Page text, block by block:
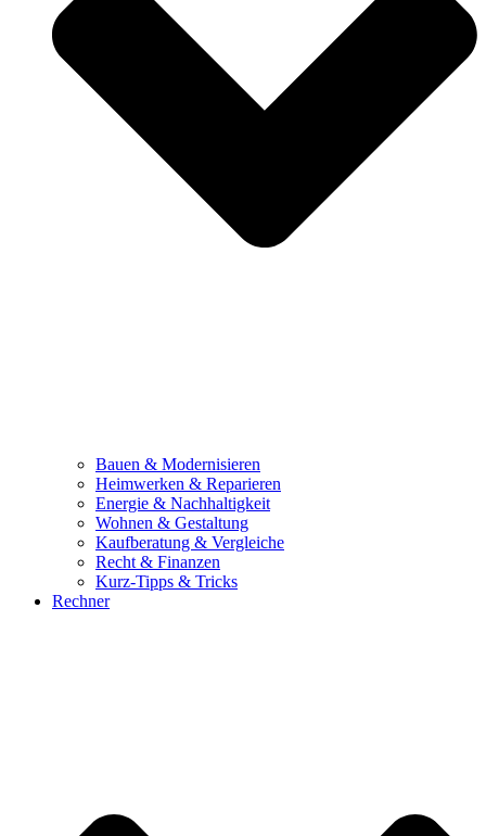
Bauen & Modernisieren
Heimwerken & Reparieren
Energie & Nachhaltigkeit
Wohnen & Gestaltung
Kaufberatung & Vergleiche
Recht & Finanzen
Kurz-Tipps & Tricks
Rechner